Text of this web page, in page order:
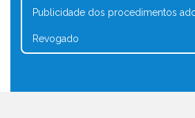
Publicidade dos procedimentos
Revogado